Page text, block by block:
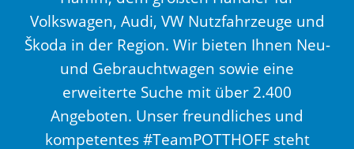
Volkswagen, Audi, VW Nutzfahrzeuge und
Škoda in der Region. Wir bieten Ihnen Neu-
und Gebrauchtwagen sowie eine
erweiterte Suche mit über 2.400
Angeboten. Unser freundliches und
kompetentes #TeamPOTTHOFF steht